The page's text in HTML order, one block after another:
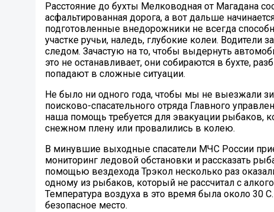
Расстояние до бухты Мелководная от Магадана
асфальтированная дорога, а вот дальше
подготовленные внедорожники не всегда
участке ручьи, наледь, глубокие колеи. Водители
следом. Зачастую на то, чтобы выдернуть
это не останавливает, они собираются в бухте,
попадают в сложные ситуации.
Не было ни одного года, чтобы мы не выезжали
поисково-спасательного отряда Главного
наша помощь требуется для эвакуации рыбаков,
снежном плену или провалились в колею.
В минувшие выходные спасатели МЧС России
мониторинг ледовой обстановки и рассказать
помощью вездехода Трэкол несколько раз
одному из рыбаков, который не рассчитал с
Температура воздуха в это время была около 30
безопасное место.